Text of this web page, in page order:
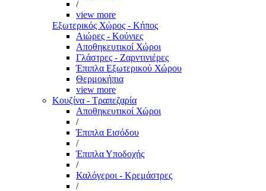
/
view more
Εξωτερικός Χώρος - Κήπος
Αιώρες - Κούνιες
Αποθηκευτικοί Χώροι
Γλάστρες - Ζαρντινιέρες
Έπιπλα Εξωτερικού Χώρου
Θερμοκήπια
view more
Κουζίνα - Τραπεζαρία
Αποθηκευτικοί Χώροι
/
Έπιπλα Εισόδου
/
Έπιπλα Υποδοχής
/
Καλόγεροι - Κρεμάστρες
/